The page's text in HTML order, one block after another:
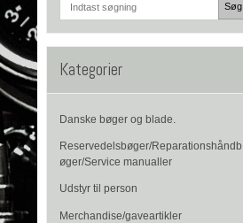
Søg
Kategorier
Danske bøger og blade.
Reservedelsbøger/Reparationshåndb
øger/Service manualler
Udstyr til person
Merchandise/gaveartikler